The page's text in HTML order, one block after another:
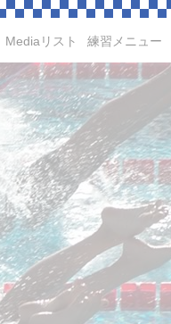
Mediaリスト 練習メニュー